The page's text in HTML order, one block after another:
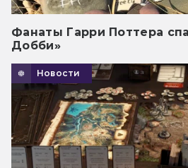
Фанаты Гарри Поттера
Добби»
Новости